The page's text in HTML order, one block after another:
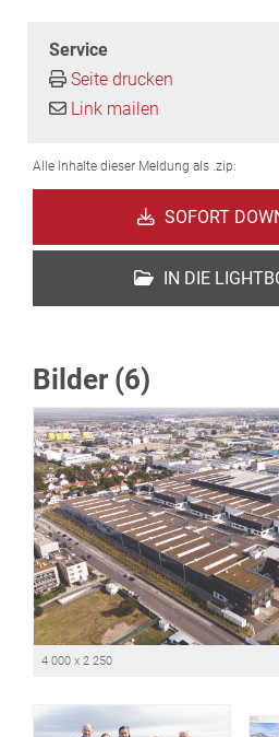
Service
Seite drucken
Link mailen
Alle Inhalte dieser Meldung als .zip:
SOFORT
IN DIE
Bilder (6)
4 000 x 2 250